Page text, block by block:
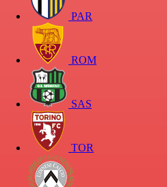
PAR
ROM
SAS
TOR